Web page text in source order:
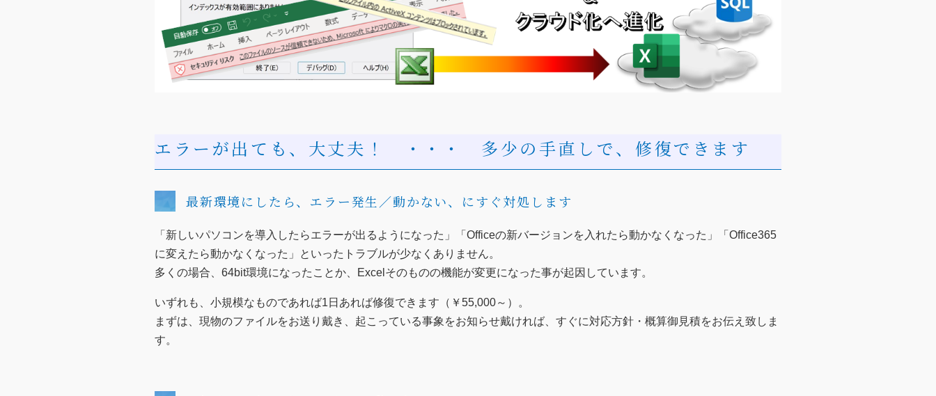
エラーが出ても、大丈夫！ ・・・ 多少の手直しで、修復できます
最新環境にしたら、エラー発生／動かない、にすぐ対処します
「新しいパソコンを導入したらエラーが出るようになった」「Officeの新バージョンを入れたら動かなくなった」「Office365
に変えたら動かなくなった」といったトラブルが少なくありません。
多くの場合、64bit環境になったことか、Excelそのものの機能が変更になった事が起因しています。
いずれも、小規模なものであれば1日あれば修復できます（￥55,000～）。
まずは、現物のファイルをお送り戴き、起こっている事象をお知らせ戴ければ、すぐに対応方針・概算御見積をお伝え致しま
す。